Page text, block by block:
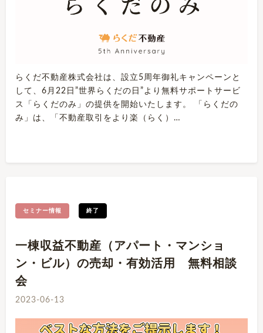
らくだ不動産株式会社は、設立5周年御礼キャンペーンと
して、6月22日”世界らくだの日”より無料サポートサービ
ス「らくだのみ」の提供を開始いたします。 「らくだの
み」は、「不動産取引をより楽（らく）…
セミナー情報 終了
一棟収益不動産（アパート・マンショ
ン・ビル）の売却・有効活用 無料相談
会
2023-06-13